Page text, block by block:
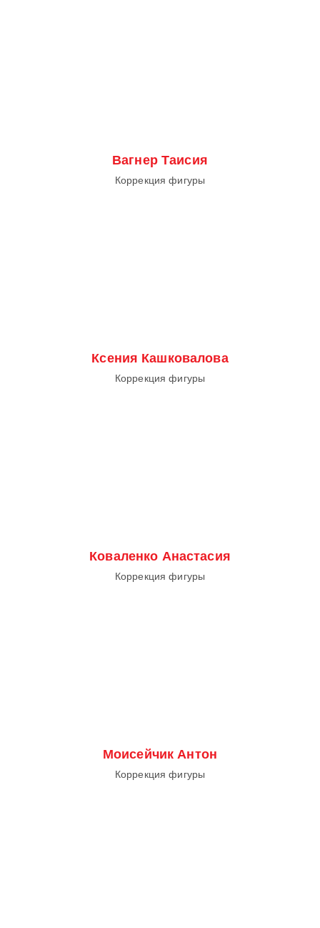
Вагнер Таисия
Коррекция фигуры
Ксения Кашковалова
Коррекция фигуры
Коваленко Анастасия
Коррекция фигуры
Моисейчик Антон
Коррекция фигуры